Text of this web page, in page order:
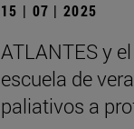
15 | 07 | 2025
ATLANTES y
escuela de
paliativos a